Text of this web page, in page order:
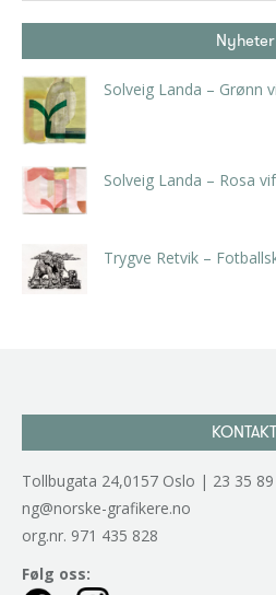
Nyheter
Solveig Landa – Grønn
Solveig Landa – Rosa
Trygve Retvik –
KONTAKT
Tollbugata 24,0157 Oslo | 23 35 89
ng@norske-grafikere.no
org.nr. 971 435 828
Følg oss: